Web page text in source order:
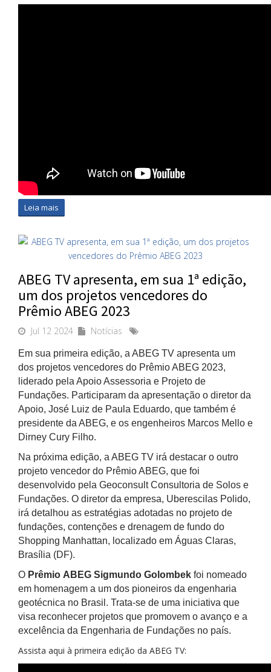
Leia mais
ABEG TV apresenta, em sua 1ª edição,
um dos projetos vencedores do
Prêmio ABEG 2023
Jul 12 2024 Notícias
Em sua primeira edição, a ABEG TV apresenta um
dos projetos vencedores do Prêmio ABEG 2023,
liderado pela Apoio Assessoria e Projeto de
Fundações. Participaram da apresentação o diretor da
Apoio, José Luiz de Paula Eduardo, que também é
presidente da ABEG, e os engenheiros Marcos Mello e
Dirney Cury Filho.
Na próxima edição, a ABEG TV irá destacar o outro
projeto vencedor do Prêmio ABEG, que foi
desenvolvido pela Geoconsult Consultoria de Solos e
Fundações. O diretor da empresa, Uberescilas Polido,
irá detalhou as estratégias adotadas no projeto de
fundações, contenções e drenagem de fundo do
Shopping Manhattan, localizado em Águas Claras,
Brasília (DF).
O Prêmio ABEG Sigmundo Golombek foi nomeado
em homenagem a um dos pioneiros da engenharia
geotécnica no Brasil. Trata-se de uma iniciativa que
visa reconhecer projetos que promovem o avanço e a
excelência da Engenharia de Fundações no país.
Assista aqui à primeira edição da ABEG TV: